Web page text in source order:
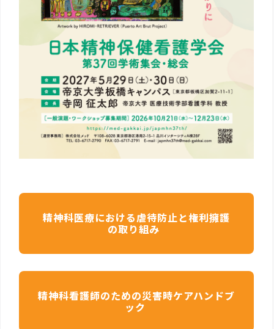
精神科医療における虐待防止と権利擁護
の取り組み
精神科看護師のための災害時ケアハンドブ
ック